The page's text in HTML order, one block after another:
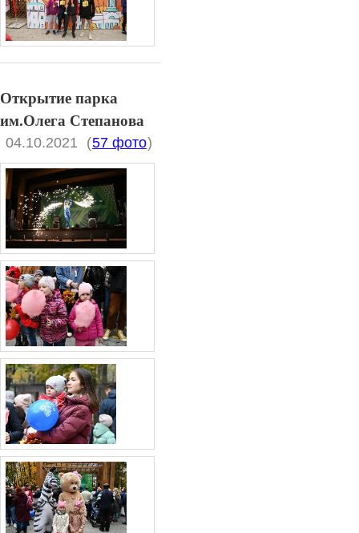
Открытие парка
им.Олега Степанова
04.10.2021 (57 фото)